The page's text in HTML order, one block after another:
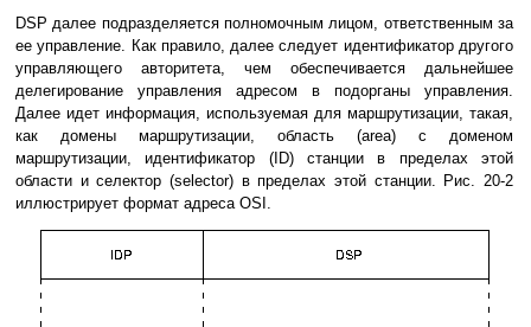
DSP далее подразделяется полномочным лицом, ответственным за
ее управление. Как правило, далее следует идентификатор другого
управляющего авторитета, чем обеспечивается дальнейшее
делегирование управления адресом в подорганы управления.
Далее идет информация, используемая для маршрутизации, такая,
как домены маршрутизации, область (area) с доменом
маршрутизации, идентификатор (ID) станции в пределах этой
области и селектор (selector) в пределах этой станции. Рис. 20-2
иллюстрирует формат адреса OSI.